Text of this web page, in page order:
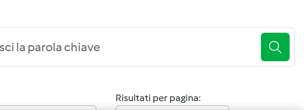
Risultati per pagina: